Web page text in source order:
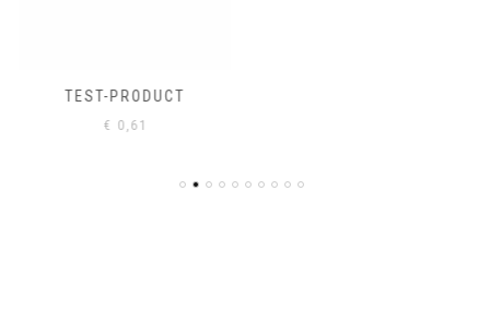
TEST-PRODUCT
€0,61